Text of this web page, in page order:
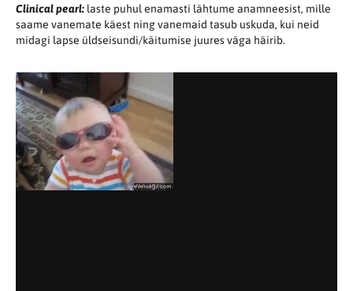
Clinical pearl: laste puhul enamasti lähtume anamneesist, mille
saame vanemate käest ning vanemaid tasub uskuda, kui neid
midagi lapse üldseisundi/käitumise juures väga häirib.